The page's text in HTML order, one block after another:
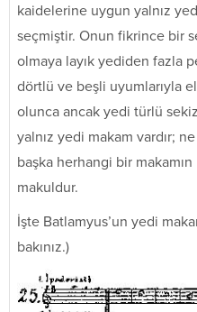
kaidelerine uygun yalnız
seçmiştir. Onun fikrince bir
olmaya layık yediden fazla
dörtlü ve beşli uyumlarıyla
olunca ancak yedi türlü
yalnız yedi makam vardır;
başka herhangi bir
makuldur.
İşte Batlamyus’un yedi
bakınız.)